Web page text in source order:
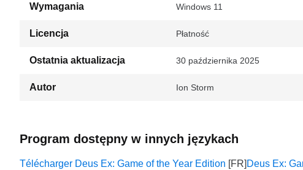
Wymagania Windows 11
Licencja Płatność
Ostatnia aktualizacja 30 października 2025
Autor Ion Storm
Program dostępny w innych językach
Télécharger Deus Ex: Game of the Year Edition
Deus Ex: